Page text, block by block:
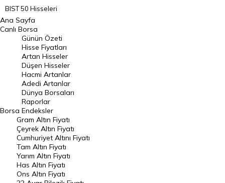
BIST 50 Hisseleri
BIST 100 Hisseleri
En Çok Artan Hisseler
En Çok Düşen Hisseler
Hacmi Artanlar
Geçmiş Kapanışlar
Dünya Borsaları
Raporlar
Endeksler
DÖVİZ
Döviz Kuru
Ana Sayfa
Canlı Borsa
Borsa
Günün Özeti
Hisse Fiyatları
Artan Hisseler
Düşen Hisseler
Hacmi Artanlar
Adedi Artanlar
Dünya Borsaları
Raporlar
Endeksler
Gram Altın Fiyatı
Çeyrek Altın Fiyatı
Cumhuriyet Altını Fiyatı
Tam Altın Fiyatı
Yarım Altın Fiyatı
Has Altın Fiyatı
Ons Altın Fiyatı